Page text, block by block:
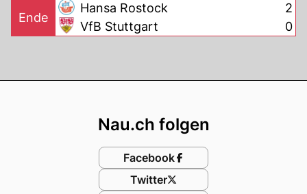
Ende
Hansa Rostock
VfB Stuttgart
2
0
Nau.ch folgen
Facebook
Twitter